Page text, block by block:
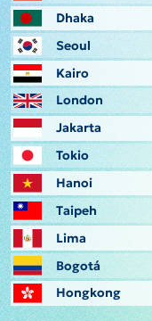
Dhaka
Seoul
Kairo
London
Jakarta
Tokio
Hanoi
Taipeh
Lima
Bogotá
Hongkong